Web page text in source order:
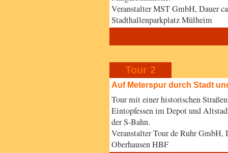
Veranstalter MST GmbH, Dauer
Stadthallenparkplatz Mülheim
Tour 2
Auf Meterspur durch Stadt
Tour mit einer historischen
Eintopfessen im Depot und
der S-Bahn.
Veranstalter Tour de Ruhr GmbH,
Oberhausen HBF